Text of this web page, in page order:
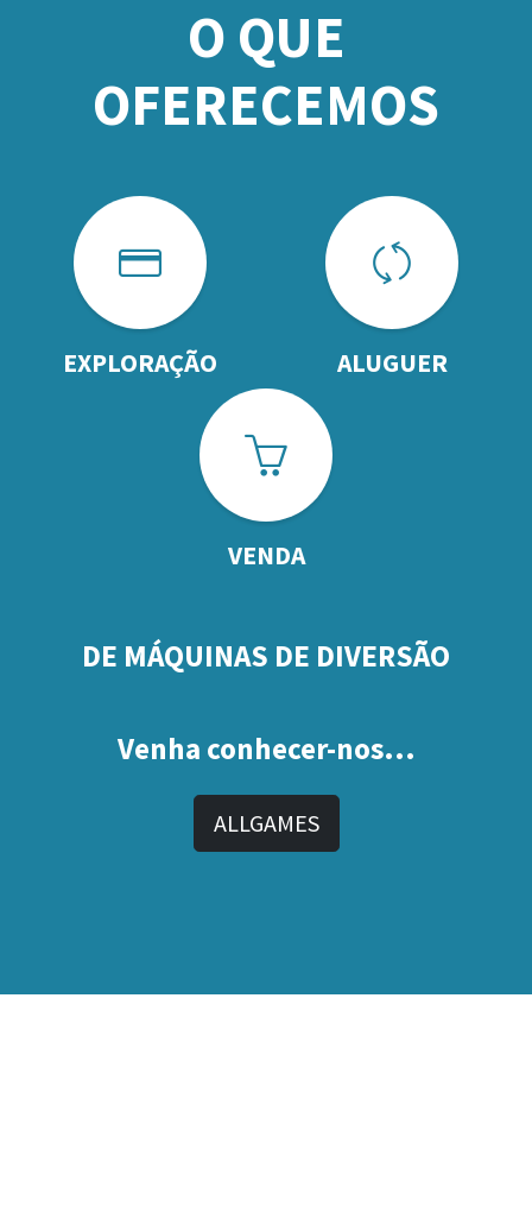
O QUE
OFERECEMOS
EXPLORAÇÃO ALUGUER
VENDA
DE MÁQUINAS DE DIVERSÃO
Venha conhecer-nos...
ALLGAMES